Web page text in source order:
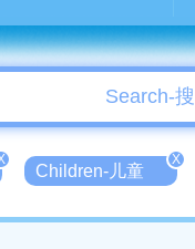
Children-儿童
X